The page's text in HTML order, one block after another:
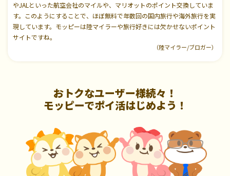
やJALといった航空会社のマイルや、マリオットのポイント交換していま
す。このようにすることで、ほぼ無料で年数回の国内旅行や海外旅行を実
現しています。モッピーは陸マイラーや旅行好きには欠かせないポイント
サイトですね。
（陸マイラー/ブロガー）
おトクなユーザー様続々！
モッピーでポイ活はじめよう！